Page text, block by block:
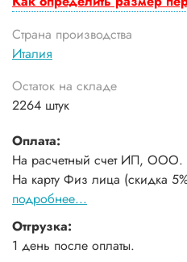
Страна производства
Италия
Остаток на складе
2264 штук
Оплата:
На расчетный счет ИП, ООО.
На карту Физ лица (скидка
подробнее...
Отгрузка:
1 день после оплаты.